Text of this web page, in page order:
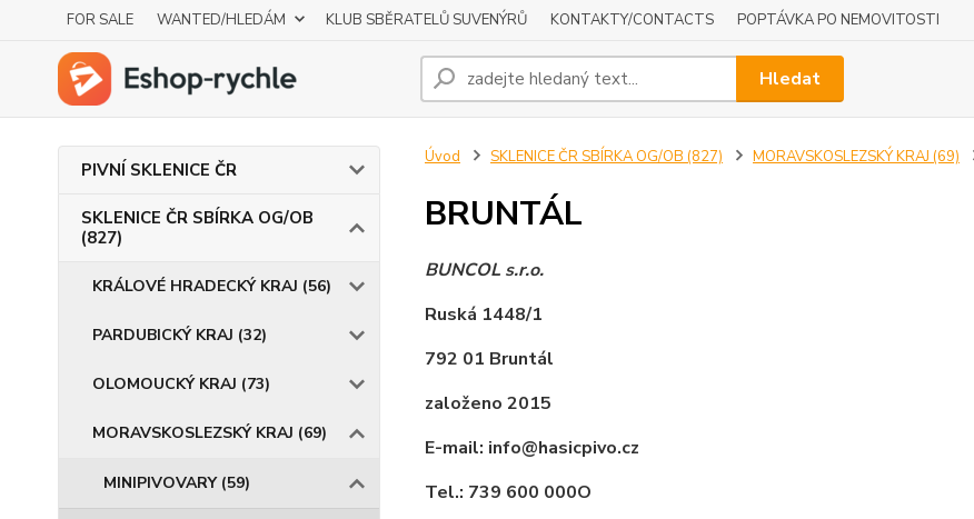
FOR SALE WANTED/HLEDÁM KLUB SBĚRATELŮ SUVENÝRŮ KONTAKTY/CONTACTS POPTÁVKA PO NEMOVITOSTI
Hledat
PIVNÍ SKLENICE ČR
SKLENICE ČR SBÍRKA OG/OB
(827)
KRÁLOVÉ HRADECKÝ KRAJ (56)
PARDUBICKÝ KRAJ (32)
OLOMOUCKÝ KRAJ (73)
MORAVSKOSLEZSKÝ KRAJ (69)
MINIPIVOVARY (59)
Úvod SKLENICE ČR SBÍRKA OG/OB (827) MORAVSKOSLEZSKÝ KRAJ (69)
BRUNTÁL
BUNCOL s.r.o.
Ruská 1448/1
792 01 Bruntál
založeno 2015
E-mail: info@hasicpivo.cz
Tel.: 739 600 000O